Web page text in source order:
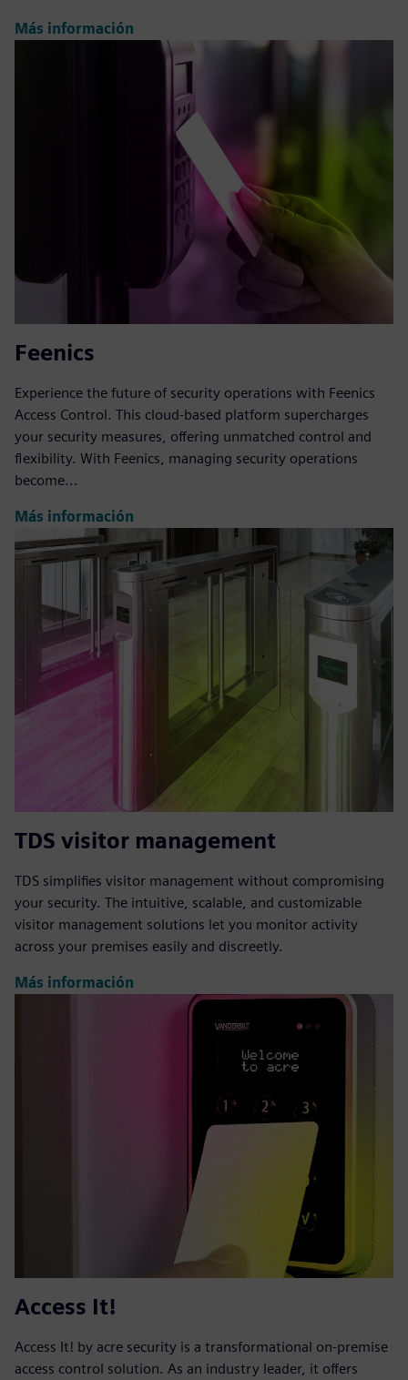
Más información
Feenics
Experience the future of security operations with Feenics
Access Control. This cloud-based platform supercharges
your security measures, offering unmatched control and
flexibility. With Feenics, managing security operations
become...
Más información
TDS visitor management
TDS simplifies visitor management without compromising
your security. The intuitive, scalable, and customizable
visitor management solutions let you monitor activity
across your premises easily and discreetly.
Más información
Access It!
Access It! by acre security is a transformational on-premise
access control solution. As an industry leader, it offers